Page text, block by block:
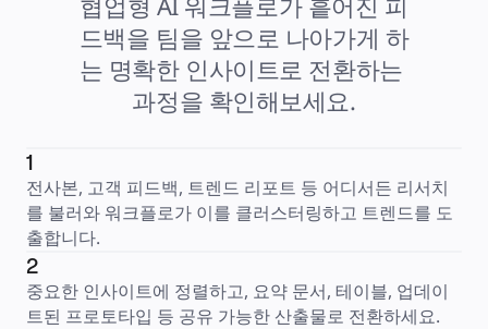
드백을 팀을 앞으로 나아가게 하
는 명확한 인사이트로 전환하는
과정을 확인해보세요.
1
전사본, 고객 피드백, 트렌드 리포트 등 어디서든 리서치
를 불러와 워크플로가 이를 클러스터링하고 트렌드를 도
출합니다.
2
중요한 인사이트에 정렬하고, 요약 문서, 테이블, 업데이
트된 프로토타입 등 공유 가능한 산출물로 전환하세요.